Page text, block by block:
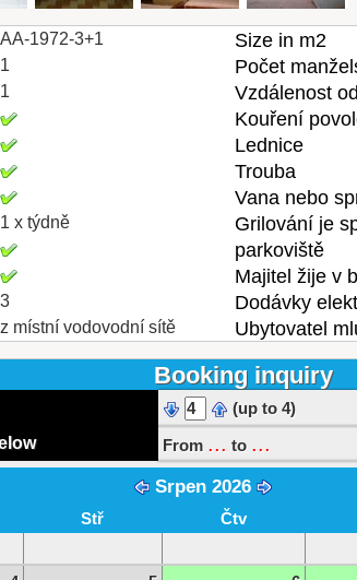
AA-1972-3+1 Size in m2
1 Počet
1 Vzdálenost
Kouření
Lednice
Trouba
Vana nebo
1 x týdně
Grilování je
parkoviště
Majitel žije v
3 Dodávky
z místní vodovodní sítě Ubytovatel
Booking inquiry
(up to 4)
From ... to ...
Srpen 2026
Stř Čtv